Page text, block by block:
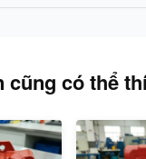
cũng có thể